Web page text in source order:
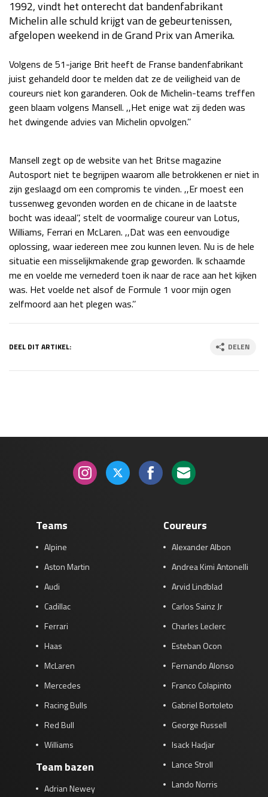
Race
za 13:00 - 15:00
GP VERENIGDE STATEN 2026 23 - 25 okt
Kwalificatie
za 23:00 - 00:00
GP MEXICO 2026 30 okt - 01 nov
Kwalificatie
za 22:00 - 23:00
zo 21:00 - 23:00
GP SÃO PAULO 2026 06 - 08 nov
Kwalificatie
za 19:00 - 20:00
Race
zo 18:00 - 20:00
LAS VEGAS GRAND PRIX 2026 20 - 22 nov
Kwalificatie
Race
zo 05:00 - 07:00
za 19:00 - 20:00
zo 17:00 - 19:00
GP ABU DHABI 2026 04 - 06 dec
Kwalificatie
za 15:00 - 16:00
Race
zo 14:00 - 16:00
1992, vindt het onterecht dat bandenfabrikant
Michelin alle schuld krijgt van de gebeurtenissen,
afgelopen weekend in de Grand Prix van Amerika.
Volgens de 51-jarige Brit heeft de Franse bandenfabrikant
juist gehandeld door te melden dat ze de veiligheid van de
coureurs niet kon garanderen. Ook de Michelin-teams treffen
geen blaam volgens Mansell. ,,Het enige wat zij deden was
het dwingende advies van Michelin opvolgen.’’
Mansell zegt op de website van het Britse magazine
Autosport niet te begrijpen waarom alle betrokkenen er niet in
zijn geslaagd om een compromis te vinden. ,,Er moest een
tussenweg gevonden worden en de chicane in de laatste
bocht was ideaal’’, stelt de voormalige coureur van Lotus,
Williams, Ferrari en McLaren. ,,Dat was een eenvoudige
oplossing, waar iedereen mee zou kunnen leven. Nu is de hele
situatie een misselijkmakende grap geworden. Ik schaamde
me en voelde me vernederd toen ik naar de race aan het kijken
was. Het voelde net alsof de Formule 1 voor mijn ogen
zelfmoord aan het plegen was.’’
DEEL DIT ARTIKEL: DELEN
Teams
Alpine
Aston Martin
Audi
Cadillac
Ferrari
Haas
McLaren
Mercedes
Racing Bulls
Red Bull
Williams
Team bazen
Adrian Newey
Coureurs
Alexander Albon
Andrea Kimi Antonelli
Arvid Lindblad
Carlos Sainz Jr
Charles Leclerc
Esteban Ocon
Fernando Alonso
Franco Colapinto
Gabriel Bortoleto
George Russell
Isack Hadjar
Lance Stroll
Lando Norris